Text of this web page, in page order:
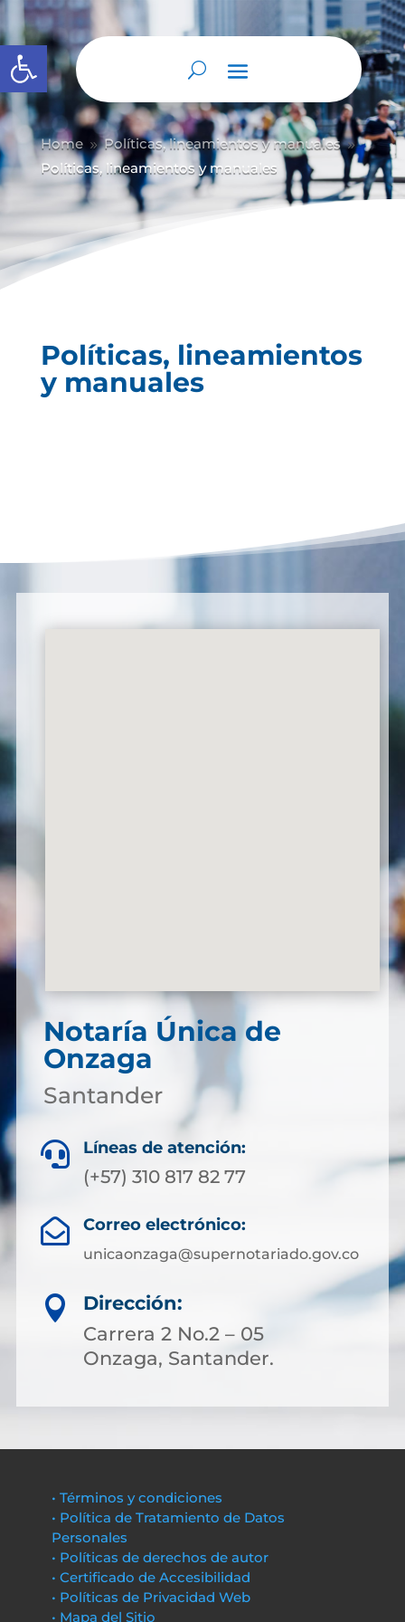
Abrir barra de herramientas
Home 9 Políticas, lineamientos y manuales 9
Políticas, lineamientos y manuales
Políticas, lineamientos
y manuales
Notaría Única de
Onzaga
Santander
 Líneas de atención:
(+57) 310 817 82 77
 Correo electrónico:
unicaonzaga@supernotariado.gov.co

Dirección:
Carrera 2 No.2 – 05
Onzaga, Santander.
• Términos y condiciones
• Política de Tratamiento de Datos
Personales
• Políticas de derechos de autor
• Certificado de Accesibilidad
• Políticas de Privacidad Web
• Mapa del Sitio